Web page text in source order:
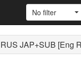
No filter
JAP+SUB [Eng